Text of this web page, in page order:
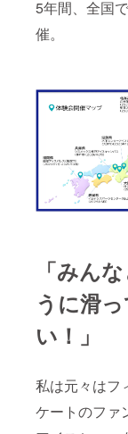
5年間、全国
催。
「みん
うに滑
い！」
私は元々はフ
ケートのファ